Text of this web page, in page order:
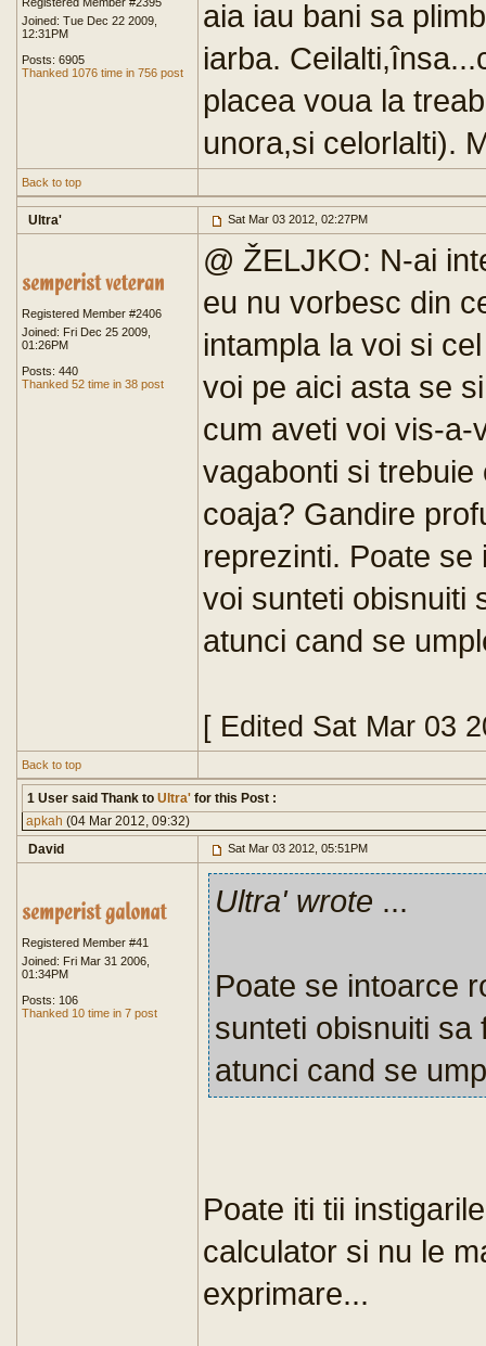
Joined: Tue Dec 22 2009,
12:31PM
Posts: 6905
Thanked 1076 time in 756 post
aia iau bani sa
iarba.
placea voua la
unora,si celorlalti).
Back to top
Ultra' Sat Mar 03 2012, 02:27PM
Registered Member #2406
Joined: Fri Dec 25 2009,
01:26PM
Posts: 440
Thanked 52 time in 38 post
@ ŽELJKO: N-ai
eu nu vorbesc din
intampla la voi si
voi pe aici asta se
cum aveti voi vis-a-
vagabonti si
coaja? Gandire
reprezinti. Poate
voi sunteti obisnuiti
atunci cand se
[ Edited Sat Mar 03
Back to top
1 User said Thank to Ultra' for this Post :
apkah (04 Mar 2012, 09:32)
David
Sat Mar 03 2012, 05:51PM
Registered Member #41
Joined: Fri Mar 31 2006,
01:34PM
Posts: 106
Thanked 10 time in 7 post
Ultra' wrote ...
Poate se intoarce
sunteti obisnuiti sa
atunci cand se
Poate iti tii
calculator si nu le
exprimare...